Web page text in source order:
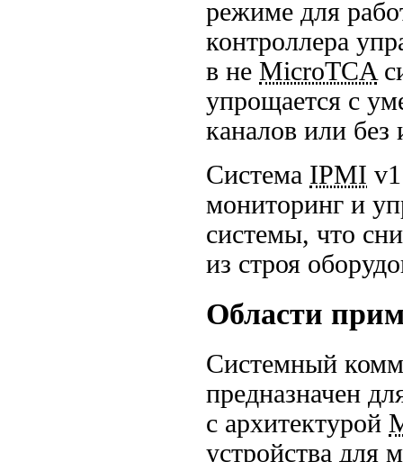
режиме для
контроллера
в не MicroTCA
упрощается с
каналов или без
Система IPMI
мониторинг и
системы, что
из строя
Области
Системный
предназначен
с архитектурой
устройства для